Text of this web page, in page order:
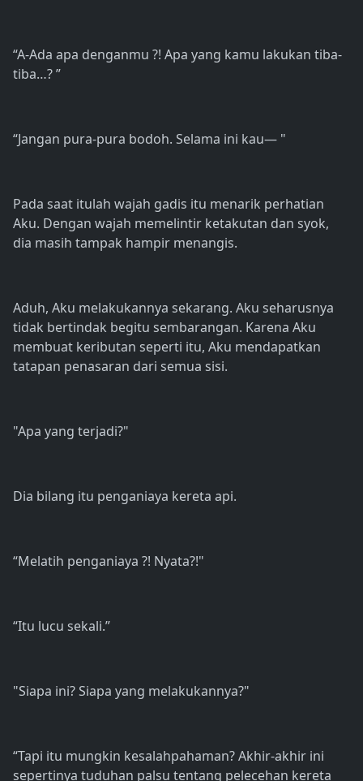
“A-Ada apa denganmu ?! Apa yang kamu lakukan tiba-
tiba…? ”
“Jangan pura-pura bodoh. Selama ini kau— "
Pada saat itulah wajah gadis itu menarik perhatian
Aku. Dengan wajah memelintir ketakutan dan syok,
dia masih tampak hampir menangis.
Aduh, Aku melakukannya sekarang. Aku seharusnya
tidak bertindak begitu sembarangan. Karena Aku
membuat keributan seperti itu, Aku mendapatkan
tatapan penasaran dari semua sisi.
"Apa yang terjadi?"
Dia bilang itu penganiaya kereta api.
“Melatih penganiaya ?! Nyata?!"
“Itu lucu sekali.”
"Siapa ini? Siapa yang melakukannya?"
“Tapi itu mungkin kesalahpahaman? Akhir-akhir ini
sepertinya tuduhan palsu tentang pelecehan kereta